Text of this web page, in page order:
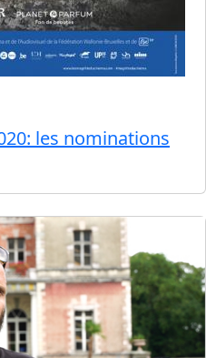
les nominations